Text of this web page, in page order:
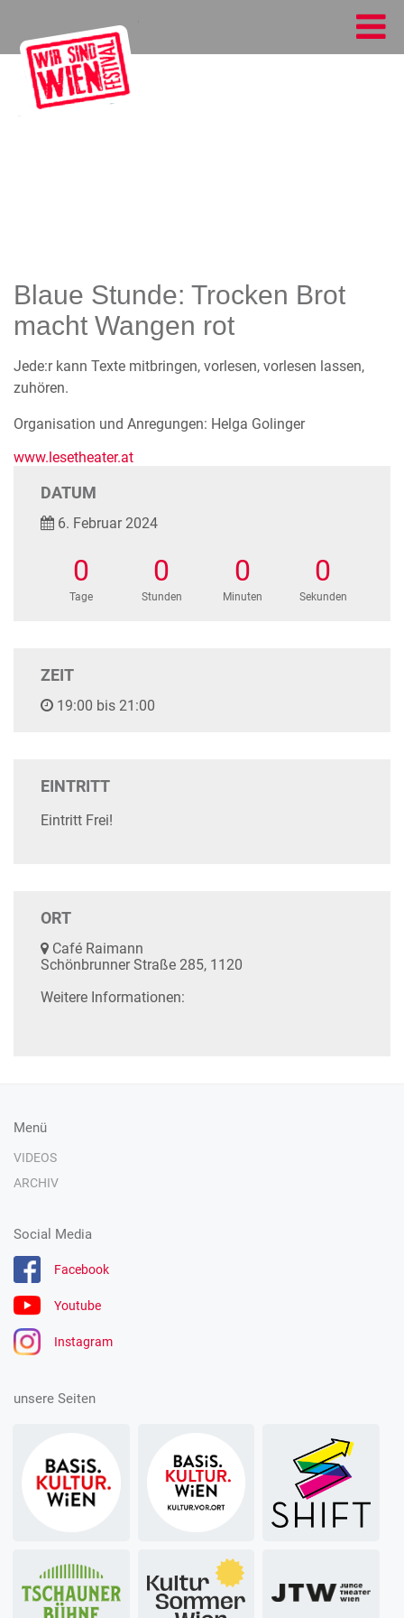
Blaue Stunde: Trocken Brot
macht Wangen rot
Jede:r kann Texte mitbringen, vorlesen, vorlesen lassen,
zuhören.
Organisation und Anregungen: Helga Golinger
www.lesetheater.at
DATUM
6. Februar 2024
0
Tage
0
Stunden
0
Minuten
0
Sekunden
ZEIT
19:00 bis 21:00
EINTRITT
Eintritt Frei!
ORT
Café Raimann
Schönbrunner Straße 285, 1120
Weitere Informationen:
Menü
VIDEOS
ARCHIV
Social Media
Facebook
Youtube
Instagram
unsere Seiten